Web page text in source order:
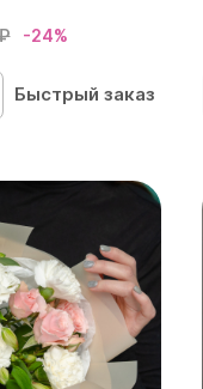
-24%
Быстрый заказ